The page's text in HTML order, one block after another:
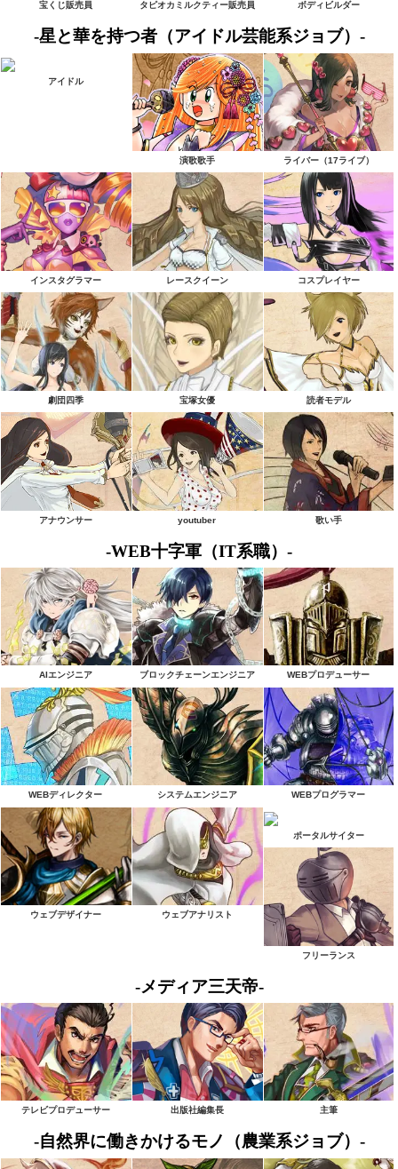
宝くじ販売員 タピオカミルクティー販売員 ボディビルダー
-星と華を持つ者（アイドル芸能系ジョブ）-
アイドル
演歌歌手 ライバー（17ライブ）
インスタグラマー レースクイーン コスプレイヤー
劇団四季 宝塚女優 読者モデル
アナウンサー youtuber 歌い手
-WEB十字軍（IT系職）-
AIエンジニア ブロックチェーンエンジニア WEBプロデューサー
WEBディレクター システムエンジニア WEBプログラマー
ウェブデザイナー ウェブアナリスト
ポータルサイター
フリーランス
-メディア三天帝-
テレビプロデューサー 出版社編集長 主筆
-自然界に働きかけるモノ（農業系ジョブ）-